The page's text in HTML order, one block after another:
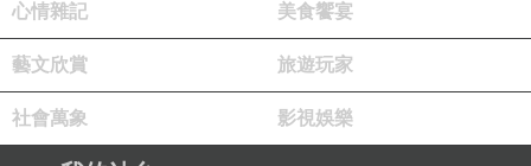
招財蛇
心情雜記 美食饗宴
藝文欣賞 旅遊玩家
社會萬象 影視娛樂